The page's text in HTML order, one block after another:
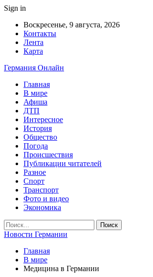
Sign in
Воскресенье, 9 августа, 2026
Контакты
Лента
Карта
Германия Онлайн
Главная
В мире
Афиша
ДТП
Интересное
История
Общество
Погода
Происшествия
Публикации читателей
Разное
Спорт
Транспорт
Фото и видео
Экономика
Новости Германии
Главная
В мире
Медицина в Германии